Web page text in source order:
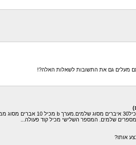
מעלים גם את התשובות לשאלות האלה?!
שלמים. המספר השלישי מכיל קוד פעולה...
אותו?